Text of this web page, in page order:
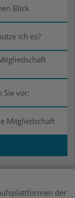
Blick
ich es?
Sie vor:
Mitgliedschaft
der